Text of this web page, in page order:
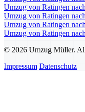
Umzug von Ratingen
Umzug von Ratingen
Umzug von Ratingen
Umzug von Ratingen
© 2026 Umzug Müller.
Impressum Datenschutz